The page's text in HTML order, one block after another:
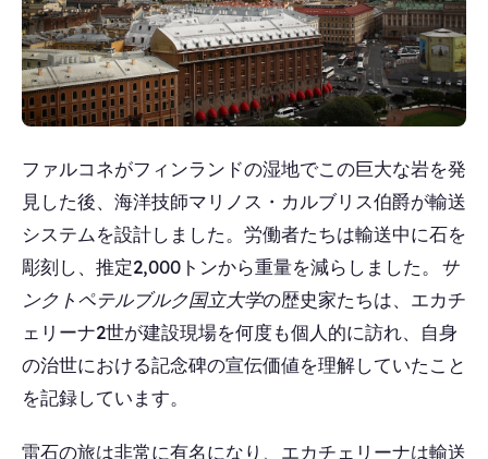
ファルコネがフィンランドの湿地でこの巨大な岩を発
見した後、海洋技師マリノス・カルブリス伯爵が輸送
システムを設計しました。労働者たちは輸送中に石を
彫刻し、推定2,000トンから重量を減らしました。 サ
ンクトペテルブルク国立大学の歴史家たちは、エカチ
ェリーナ2世が建設現場を何度も個人的に訪れ、自身
の治世における記念碑の宣伝価値を理解していたこと
を記録しています。
雷石の旅は非常に有名になり、エカチェリーナは輸送